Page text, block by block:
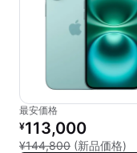
最安価格
リファービッシュ品の
¥113,000
¥144,800 (新品価格)